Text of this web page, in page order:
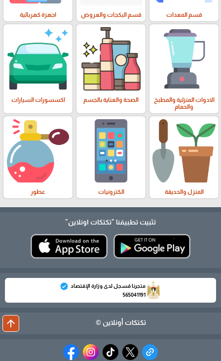
قسم المعدات قسم البكجات والعروض اجهزة كهربائية
الادوات المنزلية والمطبخ
والحمام
الصحة والعناية بالجسم اكسسورات السيارات
المنزل والحديقة الكترونيات عطور
تثبيت تطبيقنا "تكتكات اونلاين"
متجرنا مُسجل لدى وزارة الإقتصاد verified
565041191
تكتكات أونلاين © arrow_upward